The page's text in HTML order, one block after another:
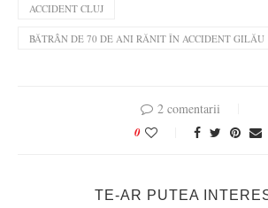
ACCIDENT CLUJ
BĂTRÂN DE 70 DE ANI RĂNIT ÎN ACCIDENT GILĂU
2 comentarii
0
TE-AR PUTEA